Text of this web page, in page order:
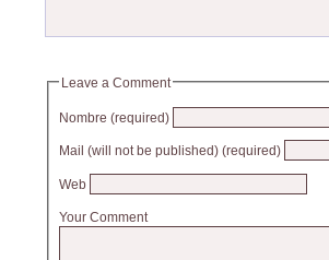
Leave a Comment
Nombre (required)
Mail (will not be published) (required)
Web
Your Comment